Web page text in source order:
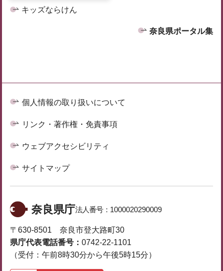
キッズならけん
奈良県ポータル集
個人情報の取り扱いについて
リンク・著作権・免責事項
ウェブアクセシビリティ
サイトマップ
奈良県庁法人番号： 1000020290009
〒630-8501 奈良市登大路町30
県庁代表電話番号： 0742-22-1101
（受付：午前8時30分から午後5時15分）